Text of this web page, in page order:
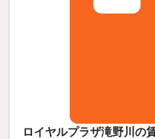
ロイヤルプラザ滝野川の